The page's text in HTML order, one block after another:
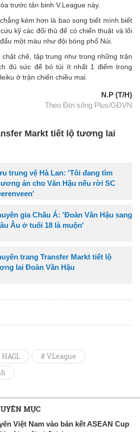
trước tân binh V.League này.
kém hơn là bao song biết mình biết
kỹ các đối thủ để có chiến thuật và lối
một màu như đội bóng phố Núi.
chẽ, tập trung như trong những trận
đủ sức để bỏ túi ít nhất 1 điểm trong
ở trận chiến chiều mai.
N.P (T/H)
Theo Đời sống Plus/GĐVN
Markt tiết lộ tương lai
trung vệ Hà Lan: 'Tôi đang tìm
án cho Văn Hậu nếu rời SC
gia Châu Á: 'Đoàn Văn Hậu sang
Âu ở tuổi 18 là muộn'
trang Transfer Markt tiết lộ
lai Đoàn Văn Hậu
HAGL
# V.League
MỤC
Việt Nam vào bán kết ASEAN Cup